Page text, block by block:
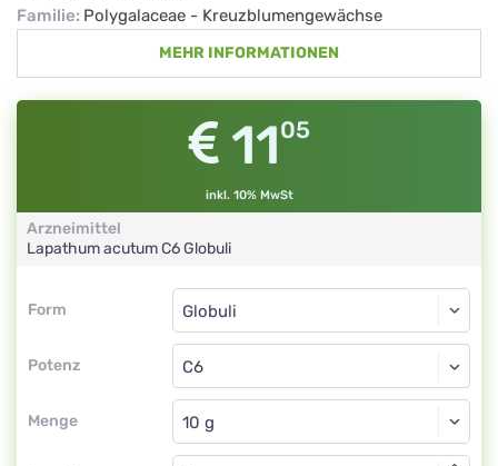
Familie: Polygalaceae - Kreuzblumengewächse
MEHR INFORMATIONEN
1105
inkl. 10% MwSt
Arzneimittel
Lapathum acutumC6Globuli
Form
Form
Potenz
Globuli
C6
Menge
Globuli